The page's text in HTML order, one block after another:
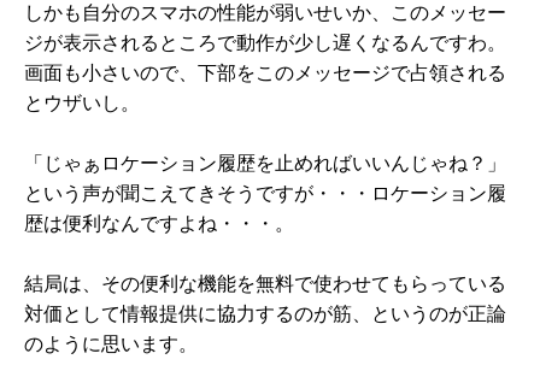
しかも自分のスマホの性能が弱いせいか、このメッセー
ジが表示されるところで動作が少し遅くなるんですわ。
画面も小さいので、下部をこのメッセージで占領される
とウザいし。
「じゃぁロケーション履歴を止めればいいんじゃね？」
という声が聞こえてきそうですが・・・ロケーション履
歴は便利なんですよね・・・。
結局は、その便利な機能を無料で使わせてもらっている
対価として情報提供に協力するのが筋、というのが正論
のように思います。